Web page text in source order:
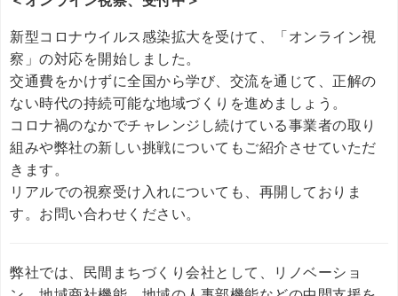
新型コロナウイルス感染拡大を受けて、「オンライン視
察」の対応を開始しました。
交通費をかけずに全国から学び、交流を通じて、正解の
ない時代の持続可能な地域づくりを進めましょう。
コロナ禍のなかでチャレンジし続けている事業者の取り
組みや弊社の新しい挑戦についてもご紹介させていただ
きます。
リアルでの視察受け入れについても、再開しておりま
す。お問い合わせください。
弊社では、民間まちづくり会社として、リノベーショ